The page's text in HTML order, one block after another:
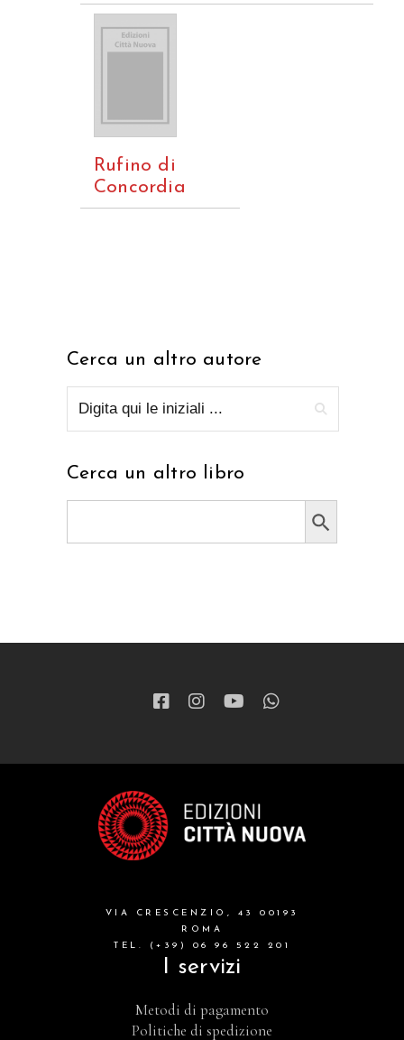
Rufino di
Concordia
Cerca un altro autore
Cerca un altro libro
Search Button
VIA CRESCENZIO, 43 00193
ROMA
TEL. (+39) 06 96 522 201
I servizi
Metodi di pagamento
Politiche di spedizione